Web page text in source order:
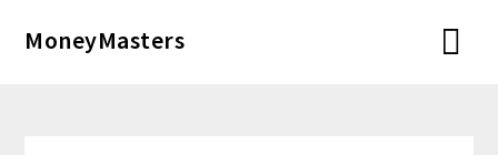
MoneyMasters